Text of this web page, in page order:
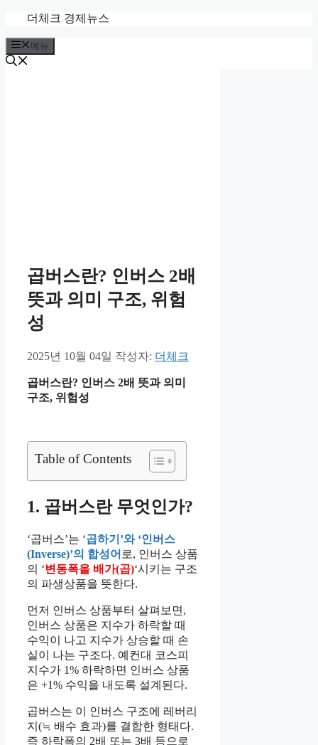
츠
로
더체크 경제뉴스
메뉴
곱버스란? 인버스 2배
뜻과 의미 구조, 위험
성
2025년 10월 04일 작성자: 더체크
곱버스란? 인버스 2배 뜻과 의미
구조, 위험성
Table of Contents
1. 곱버스란 무엇인가?
‘곱버스’는 ‘곱하기’와 ‘인버스
(Inverse)’의 합성어 로, 인버스 상품
의 ‘변동폭을 배가(곱)‘시키는 구조
의 파생상품을 뜻한다.
먼저 인버스 상품부터 살펴보면,
인버스 상품은 지수가 하락할 때
수익이 나고 지수가 상승할 때 손
실이 나는 구조다. 예컨대 코스피
지수가 1% 하락하면 인버스 상품
은 +1% 수익을 내도록 설계된다.
곱버스는 이 인버스 구조에 레버리
지(≒ 배수 효과)를 결합한 형태다.
즉 하락폭의 2배 또는 3배 등으로